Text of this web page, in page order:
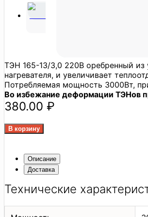
ТЭН 165-13/3,0 220В оребренный из
нагревателя, и увеличивает
Потребляемая мощность 3000Вт,
Во избежание деформации ТЭНов
380.00 ₽
Описание
Доставка
Технические